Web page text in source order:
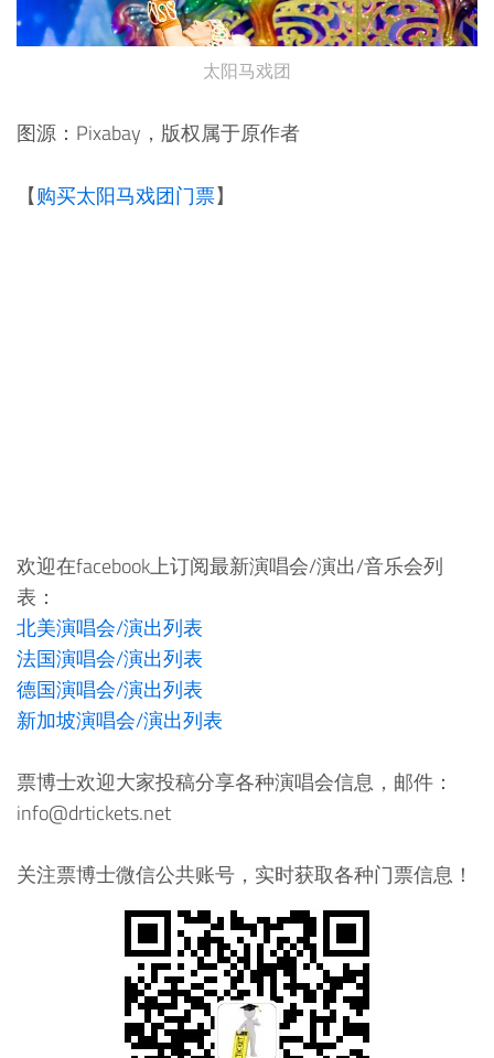
太阳马戏团
图源：Pixabay，版权属于原作者
【购买太阳马戏团门票】
欢迎在facebook上订阅最新演唱会/演出/音乐会列
表：
北美演唱会/演出列表
法国演唱会/演出列表
德国演唱会/演出列表
新加坡演唱会/演出列表
票博士欢迎大家投稿分享各种演唱会信息，邮件：
info@drtickets.net
关注票博士微信公共账号，实时获取各种门票信息！